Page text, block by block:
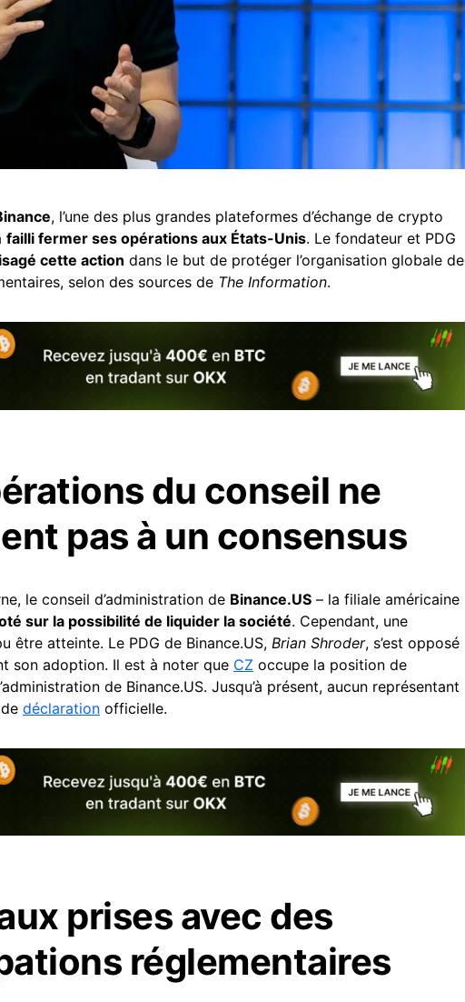
, l’une des plus grandes plateformes d’échange de crypto
failli fermer ses opérations aux États-Unis. Le fondateur et PDG
cette action dans le but de protéger l’organisation globale de
selon des sources de The Information.
du conseil ne
pas à un consensus
le conseil d’administration de Binance.US – la filiale américaine
sur la possibilité de liquider la société. Cependant, une
être atteinte. Le PDG de Binance.US, Brian Shroder, s’est opposé
son adoption. Il est à noter que CZ occupe la position de
de Binance.US. Jusqu’à présent, aucun représentant
déclaration officielle.
prises avec des
réglementaires